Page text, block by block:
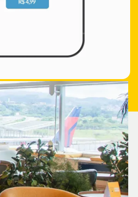
Nomad tem
mais
benefícios e vantagens
Internacional